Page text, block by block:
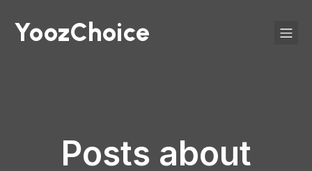
YoozChoice
Posts about